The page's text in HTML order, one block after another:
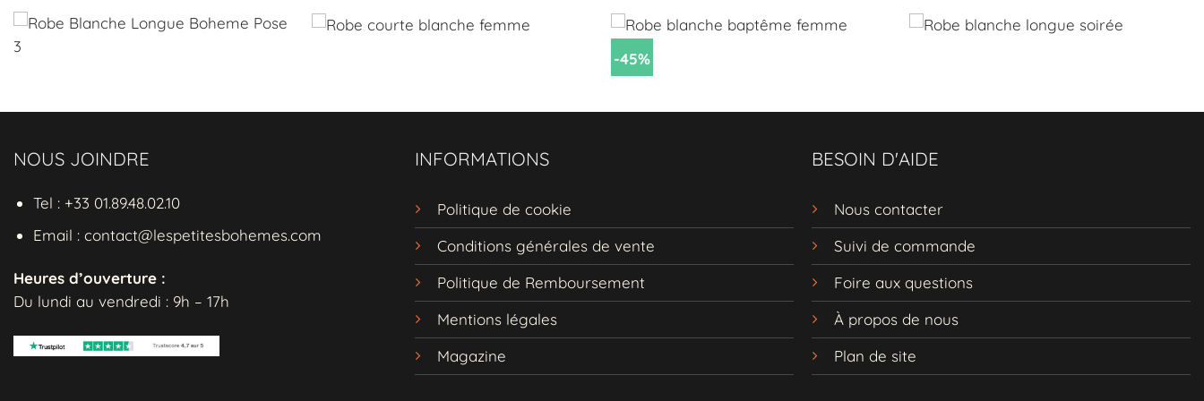
Style unique : Avec sonimprimé tie-dye manches longueschauve-souris, cette robe est
un choix parfait pour un look bohème décontracté.
Idéale pour toutes les occasions estivales, que ce soit une sortie à la plage, une
Robe Hippie Tie-Dye Grande Taille dès maintenant pour être prête à affronter toutes vos
aventures estivales avec style.
-45%
NOUS JOINDRE
Tel : +33 01.89.48.02.10
Email : contact@lespetitesbohemes.com
Heures d’ouverture :
Du lundi au vendredi : 9h – 17h
INFORMATIONS
Politique de cookie
Conditions générales de vente
Politique de Remboursement
Mentions légales
Magazine
BESOIN D'AIDE
Nous contacter
Suivi de commande
Foire aux questions
À propos de nous
Plan de site